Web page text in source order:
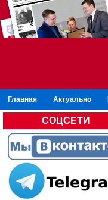
Главная Актуально
СОЦСЕТИ